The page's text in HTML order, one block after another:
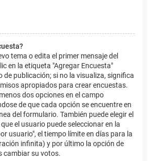
tema o edita el primer mensaje del
en la etiqueta "Agregar Encuesta"
de publicación; si no la visualiza, significa
apropiados para crear encuestas.
dos opciones en el campo
de que cada opción se encuentre en
del formulario. También puede elegir el
el usuario puede seleccionar en la
usuario", el tiempo límite en días para la
infinita) y por último la opción de
cambiar su votos.